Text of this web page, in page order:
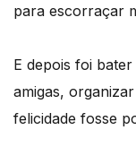
para escorraçar
E depois foi
amigas,
felicidade fosse